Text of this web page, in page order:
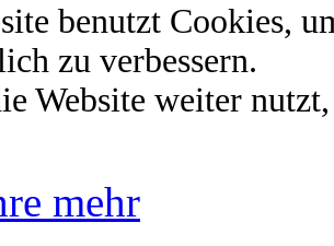
benutzt Cookies,
zu verbessern.
Website weiter
mehr